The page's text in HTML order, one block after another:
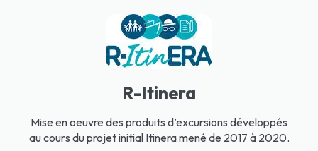
R-Itinera
Mise en oeuvre des produits d’excursions développés
au cours du projet initial Itinera mené de 2017 à 2020.